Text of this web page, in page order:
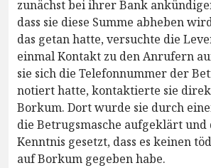
zunächst bei ihrer Bank
dass sie diese Summe abheben
das getan hatte, versuchte die
einmal Kontakt zu den Anrufern
sie sich die Telefonnummer der
notiert hatte, kontaktierte sie
Borkum. Dort wurde sie durch
die Betrugsmasche aufgeklärt
Kenntnis gesetzt, dass es keinen
auf Borkum gegeben habe.